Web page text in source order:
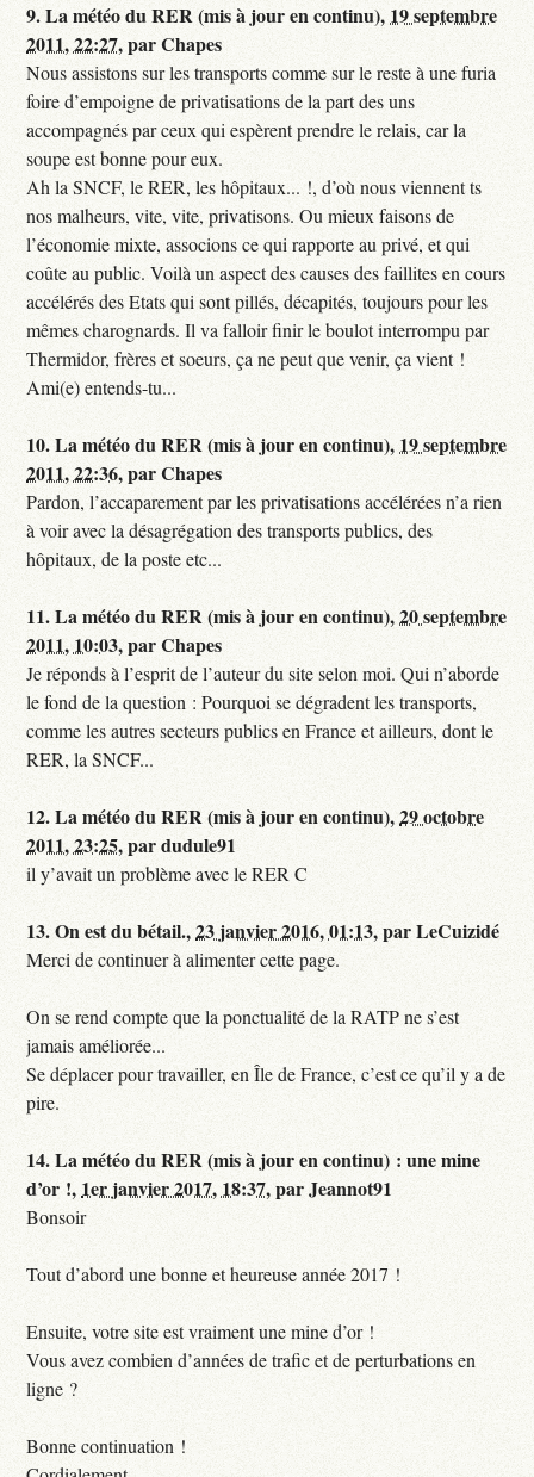
9.La météo du RER (mis à jour en continu), 19 septembre
2011, 22:27,parChapes
Nous assistons sur les transports comme sur le reste à une furia
foire d’empoigne de privatisations de la part des uns
accompagnés par ceux qui espèrent prendre le relais, car la
soupe est bonne pour eux.
Ah la SNCF, le RER, les hôpitaux... !, d’où nous viennent ts
nos malheurs, vite, vite, privatisons. Ou mieux faisons de
l’économie mixte, associons ce qui rapporte au privé, et qui
coûte au public. Voilà un aspect des causes des faillites en cours
accélérés des Etats qui sont pillés, décapités, toujours pour les
mêmes charognards. Il va falloir finir le boulot interrompu par
Thermidor, frères et soeurs, ça ne peut que venir, ça vient !
Ami(e) entends-tu...
10.La météo du RER (mis à jour en continu), 19 septembre
2011, 22:36,parChapes
Pardon, l’accaparement par les privatisations accélérées n’a rien
à voir avec la désagrégation des transports publics, des
hôpitaux, de la poste etc...
11.La météo du RER (mis à jour en continu),20 septembre
2011, 10:03,parChapes
Je réponds à l’esprit de l’auteur du site selon moi. Qui n’aborde
le fond de la question : Pourquoi se dégradent les transports,
comme les autres secteurs publics en France et ailleurs, dont le
RER, la SNCF...
12.La météo du RER (mis à jour en continu),29 octobre
2011, 23:25,pardudule91
il y’avait un problème avec le RER C
13.On est du bétail.,23 janvier 2016, 01:13,parLeCuizidé
Merci de continuer à alimenter cette page.
On se rend compte que la ponctualité de la RATP ne s’est
jamais améliorée...
Se déplacer pour travailler, en Île de France, c’est ce qu’il y a de
pire.
14.La météo du RER (mis à jour en continu) : une mine
d’or !, 1er janvier 2017, 18:37,parJeannot91
Bonsoir
Tout d’abord une bonne et heureuse année 2017 !
Ensuite, votre site est vraiment une mine d’or !
Vous avez combien d’années de trafic et de perturbations en
ligne ?
Bonne continuation !